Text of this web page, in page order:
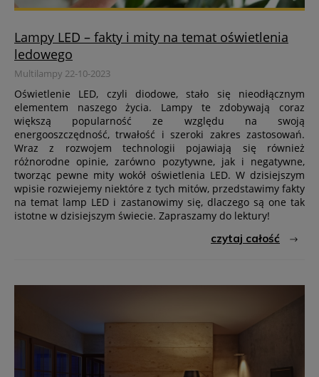
Lampy LED – fakty i mity na temat oświetlenia
ledowego
Multilampy 22-10-2023
Oświetlenie LED, czyli diodowe, stało się nieodłącznym
elementem naszego życia. Lampy te zdobywają coraz
większą popularność ze względu na swoją
energooszczędność, trwałość i szeroki zakres zastosowań.
Wraz z rozwojem technologii pojawiają się również
różnorodne opinie, zarówno pozytywne, jak i negatywne,
tworząc pewne mity wokół oświetlenia LED. W dzisiejszym
wpisie rozwiejemy niektóre z tych mitów, przedstawimy fakty
na temat lamp LED i zastanowimy się, dlaczego są one tak
istotne w dzisiejszym świecie. Zapraszamy do lektury!
czytaj całość